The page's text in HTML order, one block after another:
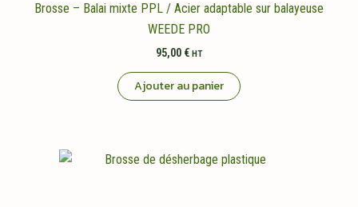
Brosse – Balai mixte PPL / Acier adaptable sur balayeuse
WEEDE PRO
95,00 € HT
Ajouter au panier